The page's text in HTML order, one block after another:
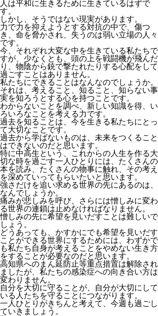
人は平和に生きるために生きているはずで
す。
しかし、そうではない現実があります。
力で力を抑えようとする対抗の中で、傷つ
き、命を脅かされ、失うのは弱い立場の人々
です。
今、それぞれ大変な中を生きている私たちで
すが、少なくとも、頭の上を戦闘機が飛んだ
り、物陰から銃で撃たれたりする心配をして
過ごすことはありません。
私たちにできることはなんなのでしょうか。
それは、考えること、知ること、知らない事
実を知ろうとする心を持つことです。
わからないことを調べ、新しい知識を得、い
ろいろなことを考える力です。
過去を知ることは、今を生きる私たちにとっ
て大切なことです。
過去から学ばないものは、未来をつくること
はできないのだと思います。
特に中高生という、これからの人生を作る大
切な時を過ごす一人ひとりには、たくさんの
本を読み、たくさんの物事に触れ、その考え
を深めていってもらいたいと思います。
強さだけを追い求める世界の先にあるのは、
なんでしょうか。
痛みが悲しみを呼び、さらには憎しみに変わ
る世界の連鎖は止めなければなりません。
憎しみの先に希望を見いだすことは難しいで
しょう。
どうあっても、かすかにでも希望を見いだす
ことができる世界にするためには、わずかで
も私たち自身が考えることをやめない生き方
をすることが必要なのだと思います。
高知県へのまん延防止等重点措置は解除され
ましたが、私たちの感染症への向き合い方は
変わりません。
自分を大切に守ることが、自分が大切にして
いる人たちを守ることにつながります。
一人ひとりがきちんと考えて、今週も過ごし
ていきましょう。